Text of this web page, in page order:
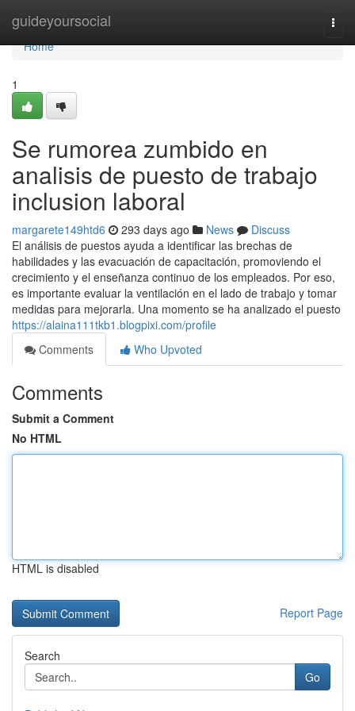
guideyoursocial
Home
Home
1
Se rumorea zumbido en
analisis de puesto de trabajo
inclusion laboral
margarete149htd6 293 days ago News
Discuss
El análisis de puestos ayuda a identificar las brechas de
habilidades y las evacuación de capacitación, promoviendo el
crecimiento y el enseñanza continuo de los empleados. Por eso,
es importante evaluar la ventilación en el lado de trabajo y tomar
medidas para mejorarla. Una momento se ha analizado el puesto
https://alaina111tkb1.blogpixi.com/profile
Comments
Who Upvoted
Comments
Submit a Comment
No HTML
HTML is disabled
Report Page
Search
Go